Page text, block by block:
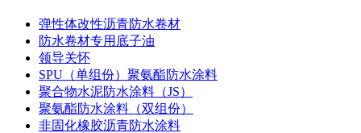
弹性体改性沥青防水卷材
防水卷材专用底子油
领导关怀
SPU（单组份）聚氨酯防水涂料
聚合物水泥防水涂料（JS）
聚氨酯防水涂料（双组份）
非固化橡胶沥青防水涂料